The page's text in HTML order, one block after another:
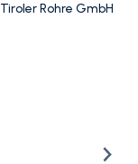
Tiroler Rohre GmbH